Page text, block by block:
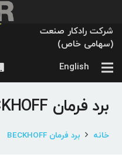
شرکت رادکار صنعت
(سهامی خاص)
English
برد فرمان BECKHOFF
خانه برد فرمان BECKHOFF